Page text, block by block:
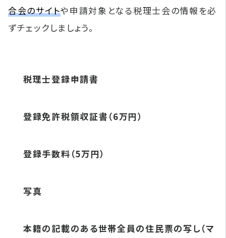
合会のサイトや申請対象となる税理士会の情報を必
ずチェックしましょう。
税理士登録申請書
登録免許税領収証書（6万円）
登録手数料（5万円）
写真
本籍の記載のある世帯全員の住民票の写し（マ